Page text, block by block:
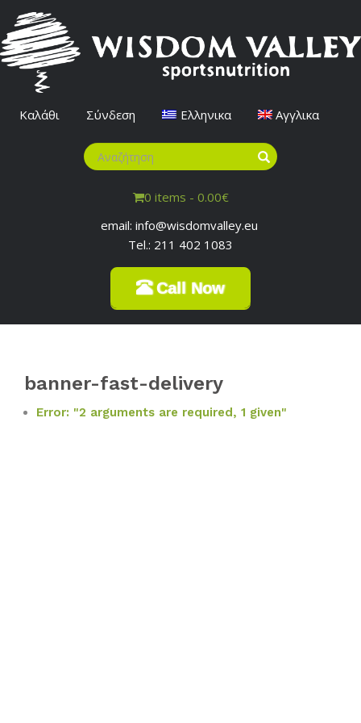
Καλάθι Σύνδεση Ελληνικα Αγγλικα
0 items - 0.00€
email: info@wisdomvalley.eu
Tel.: 211 402 1083
Call Now
banner-fast-delivery
Error: "2 arguments are required, 1 given"